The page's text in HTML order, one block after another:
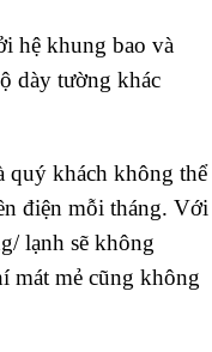
hệ khung bao và
dày tường khác
quý khách không thể
điện mỗi tháng. Với
lạnh sẽ không
mát mẻ cũng không